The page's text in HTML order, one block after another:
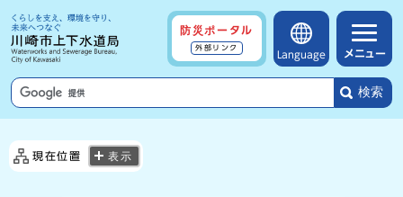
防災ポータル
外部リンク
Language メニュー
検索
現在位置 表示